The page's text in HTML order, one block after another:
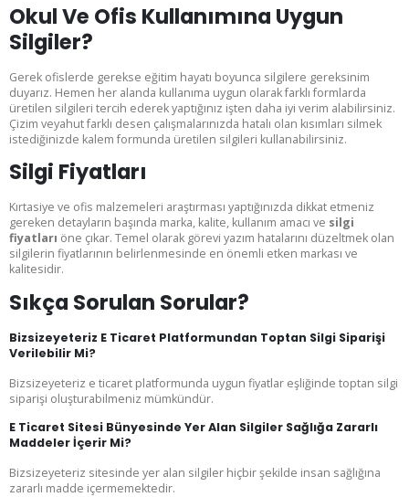
Okul Ve Ofis Kullanımına Uygun
Silgiler?
Gerek ofislerde gerekse eğitim hayatı boyunca silgilere gereksinim
duyarız. Hemen her alanda kullanıma uygun olarak farklı formlarda
üretilen silgileri tercih ederek yaptığınız işten daha iyi verim alabilirsiniz.
Çizim veyahut farklı desen çalışmalarınızda hatalı olan kısımları silmek
istediğinizde kalem formunda üretilen silgileri kullanabilirsiniz.
Silgi Fiyatları
Kırtasiye ve ofis malzemeleri araştırması yaptığınızda dikkat etmeniz
gereken detayların başında marka, kalite, kullanım amacı ve silgi
fiyatları öne çıkar. Temel olarak görevi yazım hatalarını düzeltmek olan
silgilerin fiyatlarının belirlenmesinde en önemli etken markası ve
kalitesidir.
Sıkça Sorulan Sorular?
Bizsizeyeteriz E Ticaret Platformundan Toptan Silgi Siparişi
Verilebilir Mi?
Bizsizeyeteriz e ticaret platformunda uygun fiyatlar eşliğinde toptan silgi
siparişi oluşturabilmeniz mümkündür.
E Ticaret Sitesi Bünyesinde Yer Alan Silgiler Sağlığa Zararlı
Maddeler İçerir Mi?
Bizsizeyeteriz sitesinde yer alan silgiler hiçbir şekilde insan sağlığına
zararlı madde içermemektedir.